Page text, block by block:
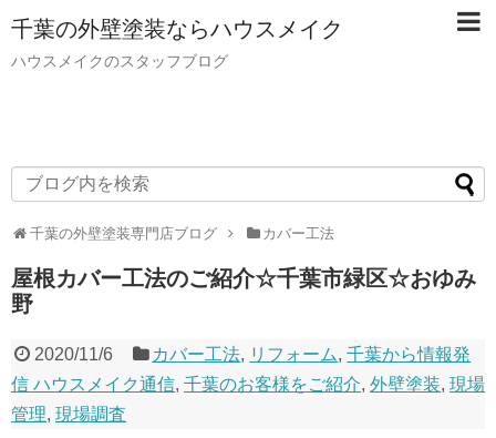
千葉の外壁塗装ならハウスメイク
ハウスメイクのスタッフブログ
千葉の外壁塗装専門店ブログ カバー工法
屋根カバー工法のご紹介☆千葉市緑区☆おゆみ
野
2020/11/6 カバー工法, リフォーム,千葉から情報発
信 ハウスメイク通信, 千葉のお客様をご紹介, 外壁塗装, 現場
管理, 現場調査